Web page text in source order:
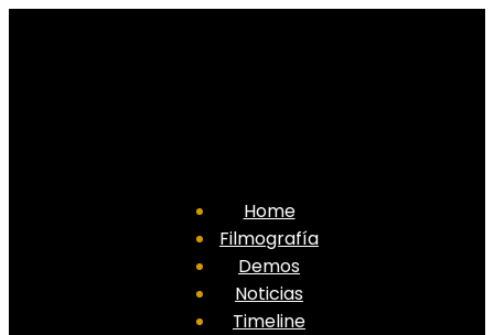
Home
Filmografía
Demos
Noticias
Timeline